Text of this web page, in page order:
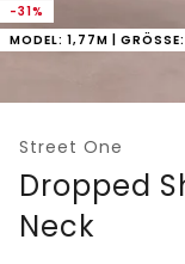
-31%
MODEL: 1,77M | GRÖSSE:
Street One
Dropped
Neck